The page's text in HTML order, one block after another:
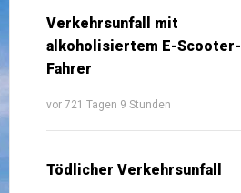
Verkehrsunfall mit
alkoholisiertem E-Scooter-
Fahrer
vor 721 Tagen 9 Stunden
Tödlicher Verkehrsunfall